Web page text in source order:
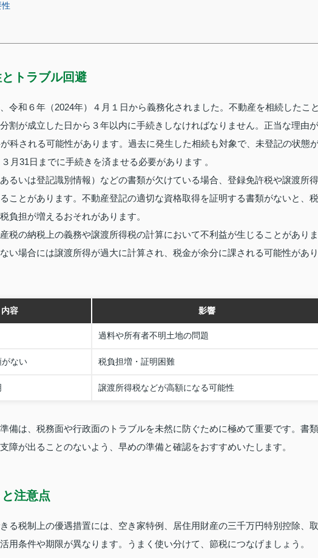
トラブル回避
令和６年（2024年）４月１日から義務化されました。不動産を相続したこ
割が成立した日から３年以内に手続きしなければなりません。正当な理由が
科される可能性があります。過去に発生した相続も対象で、未登記の状態
月31日までに手続きを済ませる必要があります 。
るいは登記識別情報）などの書類が欠けている場合、登録免許税や譲渡所得
ことがあります。不動産登記の適切な資格取得を証明する書類がないと、税
負担が増えるおそれがあります。
税の納税上の義務や譲渡所得税の計算において不利益が生じることがありま
い場合には譲渡所得が過大に計算され、税金が余分に課される可能性があり
内容 影響
過料や所有者不明土地の問題
ない 税負担増・証明困難
譲渡所得税などが高額になる可能性
備は、税務面や行政面のトラブルを未然に防ぐために極めて重要です。書類
障が出ることのないよう、早めの準備と確認をおすすめいたします。
注意点
る税制上の優遇措置には、空き家特例、居住用財産の三千万円特別控除、取
用条件や期限が異なります。うまく使い分けて、節税につなげましょう。